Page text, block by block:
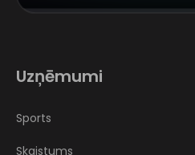
Uzņēmumi
Sports
Skaistums